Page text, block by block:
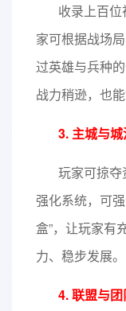
收录上百
家可根据战场
过英雄与兵种
战力稍逊，也
3. 主城与城
玩家可掠
强化系统，可
盒”，让玩家有
力、稳步发展。
4. 联盟与团